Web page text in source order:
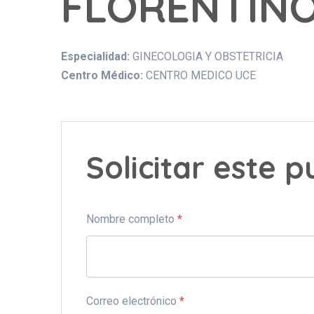
Especialidad: GINECOLOGIA Y OBSTETRICIA
Centro Médico: CENTRO MEDICO UCE
Solicitar este
Nombre completo *
Correo electrónico *